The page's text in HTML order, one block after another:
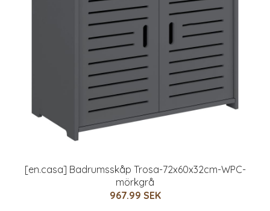
[en.casa] Badrumsskåp Trosa-72x60x32cm-WPC-
mörkgrå
967.99 SEK